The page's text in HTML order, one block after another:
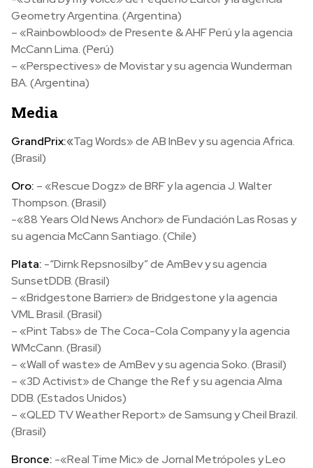
Geometry Argentina. (Argentina)
– «Rainbowblood» de Presente & AHF Perú y la agencia
McCann Lima. (Perú)
– «Perspectives» de Movistar y su agencia Wunderman
BA. (Argentina)
Media
GrandPrix:«Tag Words» de AB InBev y su agencia Africa.
(Brasil)
Oro: – «Rescue Dogz» de BRF y la agencia J. Walter
Thompson. (Brasil)
-«88 Years Old News Anchor» de Fundación Las Rosas y
su agencia McCann Santiago. (Chile)
Plata: -“Dirnk Repsnosilby” de AmBev y su agencia
SunsetDDB. (Brasil)
– «Bridgestone Barrier» de Bridgestone y la agencia
VML Brasil. (Brasil)
– «Pint Tabs» de The Coca-Cola Company y la agencia
WMcCann. (Brasil)
– «Wall of waste» de AmBev y su agencia Soko. (Brasil)
– «3D Activist» de Change the Ref y su agencia Alma
DDB. (Estados Unidos)
– «QLED TV Weather Report» de Samsung y Cheil Brazil.
(Brasil)
Bronce: -«Real Time Mic» de Jornal Metrópoles y Leo